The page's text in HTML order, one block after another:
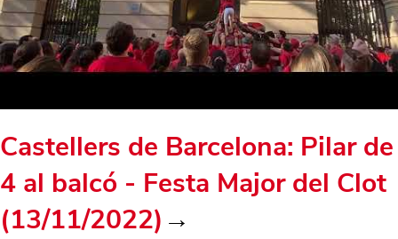
Castellers de Barcelona: Pilar de
4 al balcó - Festa Major del Clot
(13/11/2022) →